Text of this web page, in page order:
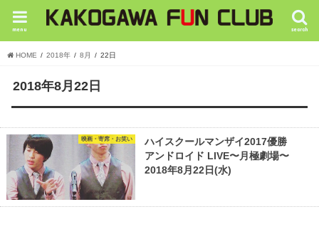
search
menu
HOME 2018年 8月 22日
2018年8月22日
映画・寄席・お笑い
ハイスクールマンザイ2017優勝
アンドロイド LIVE〜月極劇場〜
2018年8月22日(水)